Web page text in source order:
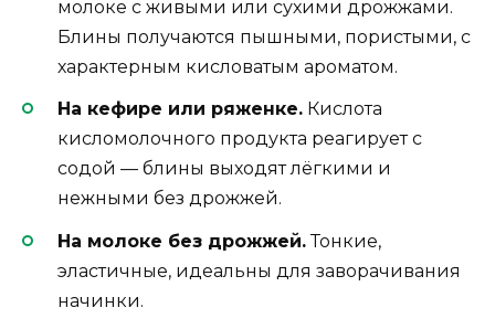
молоке с живыми или сухими дрожжами.
Блины получаются пышными, пористыми, с
характерным кисловатым ароматом.
На кефире или ряженке. Кислота
кисломолочного продукта реагирует с
содой — блины выходят лёгкими и
нежными без дрожжей.
На молоке без дрожжей.Тонкие,
эластичные, идеальны для заворачивания
начинки.